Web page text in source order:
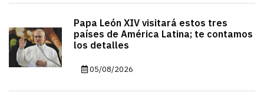
Papa León XIV visitará estos tres
países de América Latina; te contamos
los detalles
05/08/2026